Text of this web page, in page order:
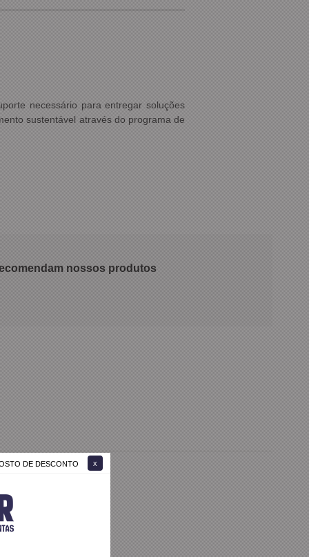
DE DESCONTO
necessário para entregar soluções
sustentável através do programa de
nossos produtos
a comprar.
qualidade.